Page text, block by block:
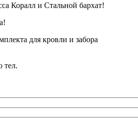
Коралл и Стальной бархат!
для кровли и забора
тел.